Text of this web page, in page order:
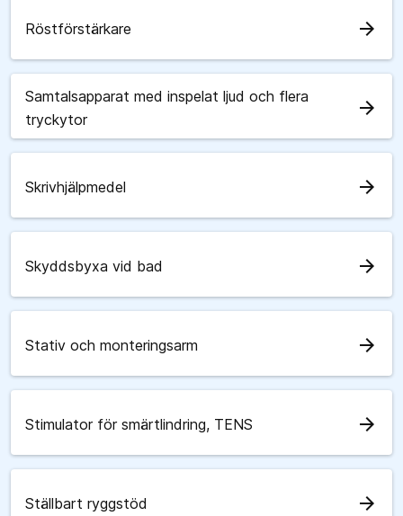
Röstförstärkare arrow_forward
Samtalsapparat med inspelat ljud och flera
tryckytor
arrow_forward
Skrivhjälpmedel arrow_forward
Skyddsbyxa vid bad arrow_forward
Stativ och monteringsarm arrow_forward
Stimulator för smärtlindring, TENS arrow_forward
Ställbart ryggstöd arrow_forward